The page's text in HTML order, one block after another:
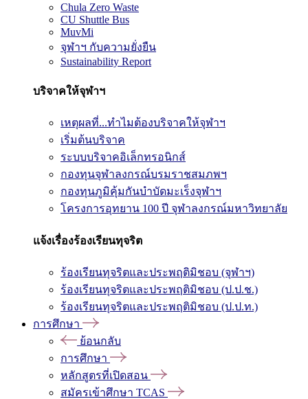
Chula Zero Waste
CU Shuttle Bus
MuvMi
จุฬาฯ กับความยั่งยืน
Sustainability Report
บริจาคให้จุฬาฯ
เหตุผลที่...ทำไมต้องบริจาคให้จุฬาฯ
เริ่มต้นบริจาค
ระบบบริจาคอิเล็กทรอนิกส์
กองทุนจุฬาลงกรณ์บรมราชสมภพฯ
กองทุนภูมิคุ้มกันบำบัดมะเร็งจุฬาฯ
โครงการอุทยาน 100 ปี จุฬาลงกรณ์มหาวิทยาลัย
แจ้งเรื่องร้องเรียนทุจริต
ร้องเรียนทุจริตและประพฤติมิชอบ (จุฬาฯ)
ร้องเรียนทุจริตและประพฤติมิชอบ (ป.ป.ช.)
ร้องเรียนทุจริตและประพฤติมิชอบ (ป.ป.ท.)
การศึกษา
ย้อนกลับ
การศึกษา
หลักสูตรที่เปิดสอน
สมัครเข้าศึกษา TCAS